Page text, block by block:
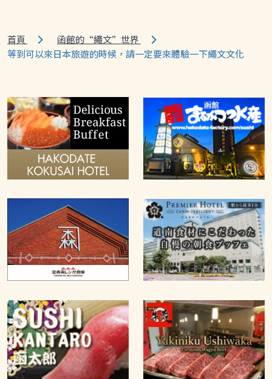
首頁
函館的“繩文”世界
等到可以來日本旅遊的時候，請一定要來體驗一下繩文文化